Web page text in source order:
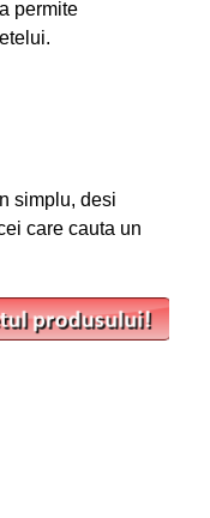
permite
simplu, desi
care cauta un